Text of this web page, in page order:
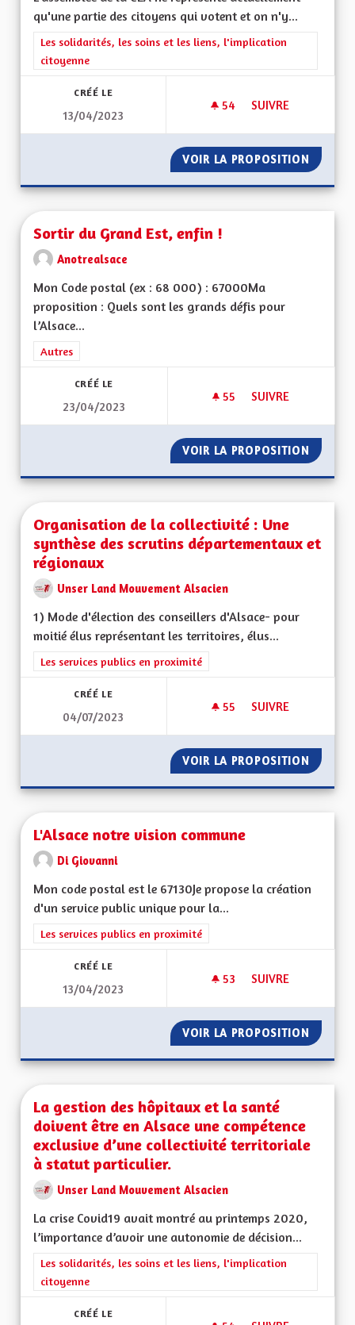
qu'une partie des citoyens qui votent et on n'y...
Filtrer les résultats de la catégorie : Les solidarités, les soins
Les solidarités, les soins et les liens, l'implication
citoyenne
CRÉÉ LE
13/04/2023
54 54 ABONNÉS
SUIVRE
VOIR LA PROPOSITION POUR
Sortir du Grand Est, enfin !
Anotrealsace
Mon Code postal (ex : 68 000) : 67000Ma
proposition : Quels sont les grands défis pour
l’Alsace...
Filtrer les résultats de la catégorie : Autres
Autres
CRÉÉ LE
23/04/2023
55 55 ABONNÉS
SUIVRE
VOIR LA PROPOSITION
Organisation de la collectivité : Une
synthèse des scrutins départementaux et
régionaux
Unser Land Mouvement Alsacien
1) Mode d'élection des conseillers d'Alsace- pour
moitié élus représentant les territoires, élus...
Filtrer les résultats de la catégorie : Les services publics en
Les services publics en proximité
CRÉÉ LE
04/07/2023
55 55 ABONNÉS
SUIVRE
VOIR LA PROPOSITION
L'Alsace notre vision commune
Di Giovanni
Mon code postal est le 67130Je propose la création
d'un service public unique pour la...
Filtrer les résultats de la catégorie : Les services publics en
Les services publics en proximité
CRÉÉ LE
13/04/2023
53 53 ABONNÉS
SUIVRE
VOIR LA PROPOSITION
La gestion des hôpitaux et la santé
doivent être en Alsace une compétence
exclusive d’une collectivité territoriale
à statut particulier.
Unser Land Mouvement Alsacien
La crise Covid19 avait montré au printemps 2020,
l’importance d’avoir une autonomie de décision...
Filtrer les résultats de la catégorie : Les solidarités, les soins
Les solidarités, les soins et les liens, l'implication
citoyenne
CRÉÉ LE